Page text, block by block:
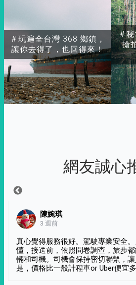
＃玩遍全台灣 368 鄉鎮，
讓你去得了，也回得來！
＃
搶
網友誠心
陳婉琪
3 週前
真心覺得服務很好。駕駛專業安全
懂，接送前，依照問卷調查，旅步
輛和司機。司機會保持密切聯繫，
是，價格比一般計程車or Uber便宜